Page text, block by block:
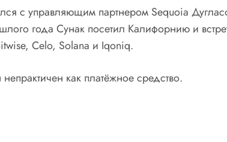
с управляющим партнером Sequoia
года Сунак посетил Калифорнию и
Celo, Solana и Iqoniq.
как платёжное средство.